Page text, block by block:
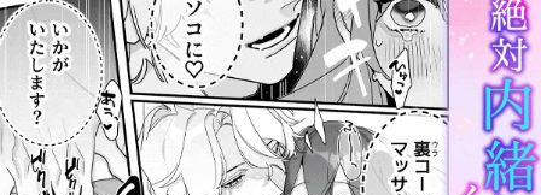
残り火
お気に入り
complete.
お気に入り
おれよりさきにしんでく
れるな
お気に入り